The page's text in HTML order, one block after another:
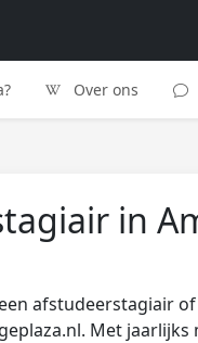
Over ons
in
afstudeerstagiair
Met